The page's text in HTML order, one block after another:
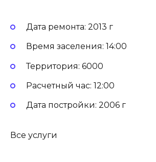
Дата ремонта: 2013 г
Время заселения: 14:00
Территория: 6000
Расчетный час: 12:00
Дата постройки: 2006 г
Все услуги